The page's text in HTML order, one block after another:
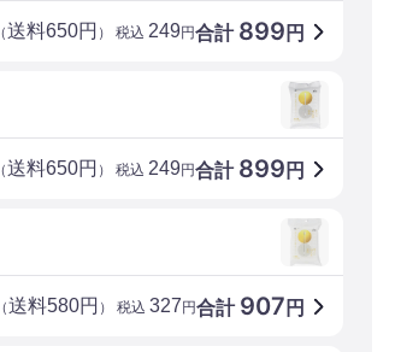
合計 899 円
（送料650円 ） 税込 249円
合計 899 円
（送料650円 ） 税込 249円
合計 907 円
（送料580円 ） 税込 327円